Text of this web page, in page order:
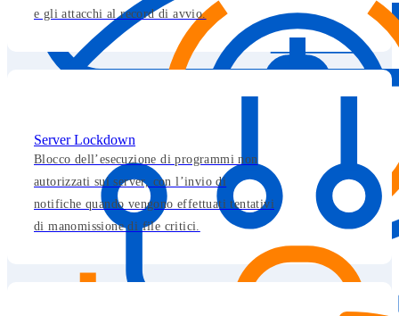
e gli attacchi al record di avvio.
Server Lockdown
Blocco dell’esecuzione di programmi non
autorizzati sui server, con l’invio di
notifiche quando vengono effettuati tentativi
di manomissione di file critici.